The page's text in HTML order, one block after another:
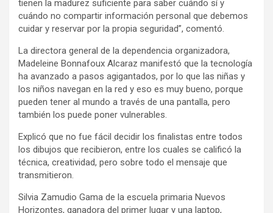
tienen la madurez suficiente para saber cuándo sí y
cuándo no compartir información personal que debemos
cuidar y reservar por la propia seguridad”, comentó.
La directora general de la dependencia organizadora,
Madeleine Bonnafoux Alcaraz manifestó que la tecnología
ha avanzado a pasos agigantados, por lo que las niñas y
los niños navegan en la red y eso es muy bueno, porque
pueden tener al mundo a través de una pantalla, pero
también los puede poner vulnerables.
Explicó que no fue fácil decidir los finalistas entre todos
los dibujos que recibieron, entre los cuales se calificó la
técnica, creatividad, pero sobre todo el mensaje que
transmitieron.
Silvia Zamudio Gama de la escuela primaria Nuevos
Horizontes, ganadora del primer lugar y una laptop,